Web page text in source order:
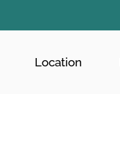
Location